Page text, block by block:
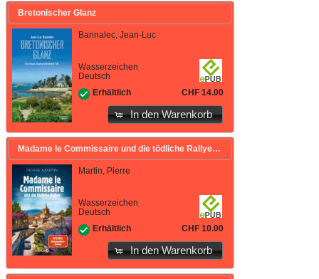
Bretonischer Glanz
Bannalec, Jean-Luc
Wasserzeichen
Deutsch
Erhältlich
CHF 14.00
In den Warenkorb
Madame le Commissaire und die tödliche Rallye
Martin, Pierre
Wasserzeichen
Deutsch
Erhältlich
CHF 10.00
In den Warenkorb